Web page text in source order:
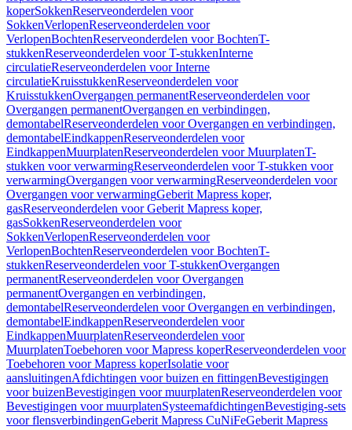
koperSokkenReserveonderdelen voor
SokkenVerlopenReserveonderdelen voor
VerlopenBochtenReserveonderdelen voor BochtenT-
stukkenReserveonderdelen voor T-stukkenInterne
circulatieReserveonderdelen voor Interne
circulatieKruisstukkenReserveonderdelen voor
KruisstukkenOvergangen permanentReserveonderdelen voor
Overgangen permanentOvergangen en verbindingen,
demontabelReserveonderdelen voor Overgangen en verbindingen,
demontabelEindkappenReserveonderdelen voor
EindkappenMuurplatenReserveonderdelen voor MuurplatenT-
stukken voor verwarmingReserveonderdelen voor T-stukken voor
verwarmingOvergangen voor verwarmingReserveonderdelen voor
Overgangen voor verwarmingGeberit Mapress koper,
gasReserveonderdelen voor Geberit Mapress koper,
gasSokkenReserveonderdelen voor
SokkenVerlopenReserveonderdelen voor
VerlopenBochtenReserveonderdelen voor BochtenT-
stukkenReserveonderdelen voor T-stukkenOvergangen
permanentReserveonderdelen voor Overgangen
permanentOvergangen en verbindingen,
demontabelReserveonderdelen voor Overgangen en verbindingen,
demontabelEindkappenReserveonderdelen voor
EindkappenMuurplatenReserveonderdelen voor
MuurplatenToebehoren voor Mapress koperReserveonderdelen voor
Toebehoren voor Mapress koperIsolatie voor
aansluitingenAfdichtingen voor buizen en fittingenBevestigingen
voor buizenBevestigingen voor muurplatenReserveonderdelen voor
Bevestigingen voor muurplatenSysteemafdichtingenBevestiging-sets
voor flensverbindingenGeberit Mapress CuNiFeGeberit Mapress